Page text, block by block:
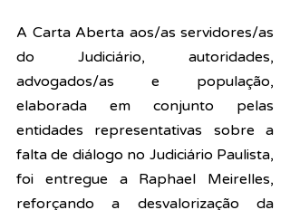
A Carta Aberta aos/as servidores/as
do Judiciário, autoridades,
advogados/as e população,
elaborada em conjunto pelas
entidades representativas sobre a
falta de diálogo no Judiciário Paulista,
foi entregue a Raphael Meirelles,
reforçando a desvalorização da